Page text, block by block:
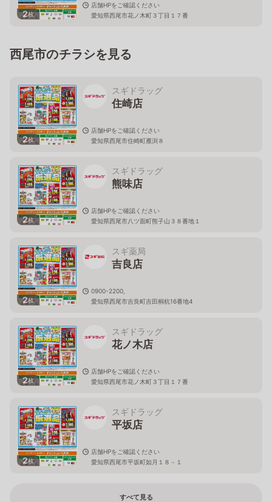
2枚
店舗HPをご確認ください
愛知県西尾市花ノ木町３丁目１７番
西尾市のチラシを見る
2枚
スギドラッグ
住崎店
店舗HPをご確認ください
愛知県西尾市住崎町雁渕８
2枚
スギドラッグ
熊味店
店舗HPをご確認ください
愛知県西尾市八ツ面町熊子山３８番地１
2枚
スギ薬局
吉良店
0900-2200,
愛知県西尾市吉良町吉田桐杭16番地4
2枚
スギドラッグ
花ノ木店
店舗HPをご確認ください
愛知県西尾市花ノ木町３丁目１７番
2枚
スギドラッグ
平坂店
店舗HPをご確認ください
愛知県西尾市平坂町如月１８－１
すべて見る